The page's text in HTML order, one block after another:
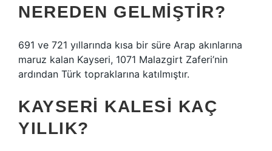
NEREDEN GELMIŞTIR?
691 ve 721 yıllarında kısa bir süre Arap akınlarına
maruz kalan Kayseri, 1071 Malazgirt Zaferi’nin
ardından Türk topraklarına katılmıştır.
KAYSERI KALESI KAÇ
YILLIK?